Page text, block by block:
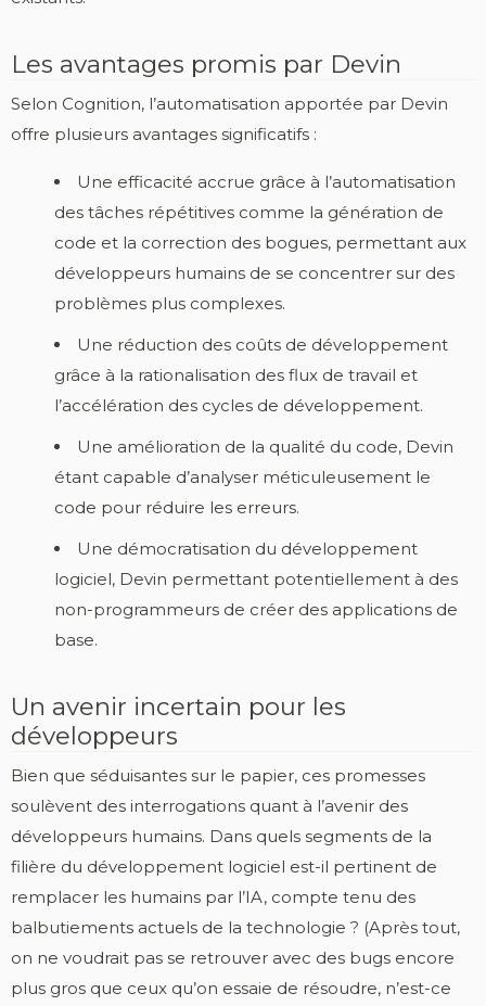
Les avantages promis par Devin
Selon Cognition, l’automatisation apportée par Devin
offre plusieurs avantages significatifs :
Une efficacité accrue grâce à l’automatisation
des tâches répétitives comme la génération de
code et la correction des bogues, permettant aux
développeurs humains de se concentrer sur des
problèmes plus complexes.
Une réduction des coûts de développement
grâce à la rationalisation des flux de travail et
l’accélération des cycles de développement.
Une amélioration de la qualité du code, Devin
étant capable d’analyser méticuleusement le
code pour réduire les erreurs.
Une démocratisation du développement
logiciel, Devin permettant potentiellement à des
non-programmeurs de créer des applications de
base.
Un avenir incertain pour les
développeurs
Bien que séduisantes sur le papier, ces promesses
soulèvent des interrogations quant à l’avenir des
développeurs humains. Dans quels segments de la
filière du développement logiciel est-il pertinent de
remplacer les humains par l’IA, compte tenu des
balbutiements actuels de la technologie ? (Après tout,
on ne voudrait pas se retrouver avec des bugs encore
plus gros que ceux qu’on essaie de résoudre, n’est-ce